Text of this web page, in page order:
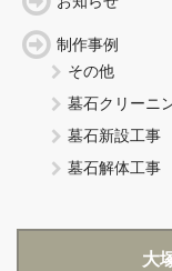
制作事例
その他
墓石クリーニ
墓石新設工事
墓石解体工事
大